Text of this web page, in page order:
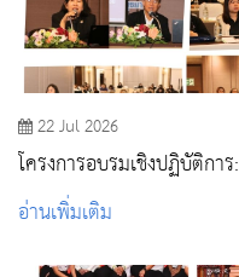
22 Jul 2026
โครงการอบรมเชิงปฏิบัติก
วัคซีนและภูมิคุ้มกันโรค
อ่านเพิ่มเติม